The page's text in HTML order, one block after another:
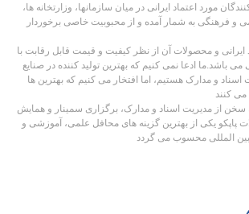
مورد اعتماد ایرانی در میان سازمانها، وزارتخانه ها،
و فرهنگی به شمار آمده و از محبوبیت خاصی برخوردار
و محصولات آن از نظر کیفیت و قیمت قابل رقابت با
باشد.ما ادعا نمی کنیم که بهترین تولید کننده در صنایع
اسناد و مدارک هستیم، اما افتخار می کنیم که بهترین ها
می کنند
از مدیریت اسناد و مدارک، برگزاری سمینار و همایش
پاپکو یکی از بهترین گزینه های محافل علمی، آموزشی و
المللی محسوب می گردد